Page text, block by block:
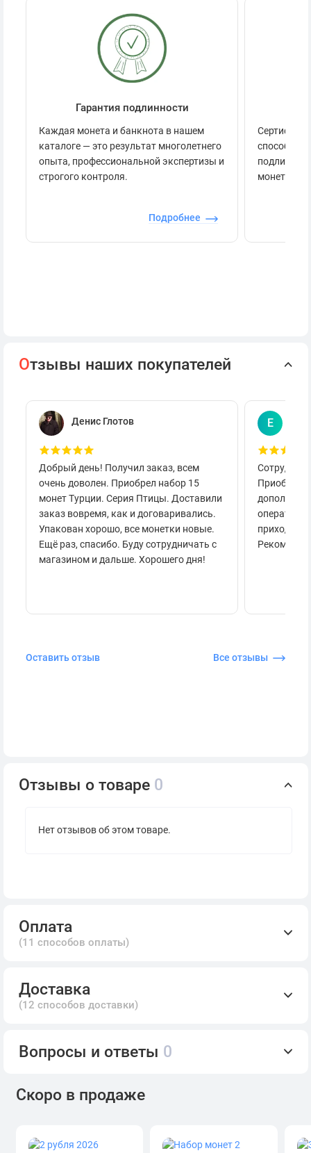
Гарантия подлинности
Каждая монета и банкнота в нашем
каталоге — это результат многолетнего
опыта, профессиональной экспертизы и
строгого контроля.
Подробнее
способов
монеты.
Отзывы наших покупателей
Денис Глотов
Добрый день! Получил заказ, всем
очень доволен. Приобрел набор 15
монет Турции. Серия Птицы. Доставили
заказ вовремя, как и договаривались.
Упакован хорошо, все монетки новые.
Ещё раз, спасибо. Буду сотрудничать с
магазином и дальше. Хорошего дня!
Е
приходило
Оставить отзыв Все отзывы
Отзывы о товаре 0
Нет отзывов об этом товаре.
Оплата
(11 способов оплаты)
Доставка
(12 способов доставки)
Вопросы и ответы 0
Скоро в продаже